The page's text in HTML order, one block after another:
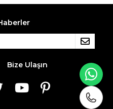
Bize Ulaşın